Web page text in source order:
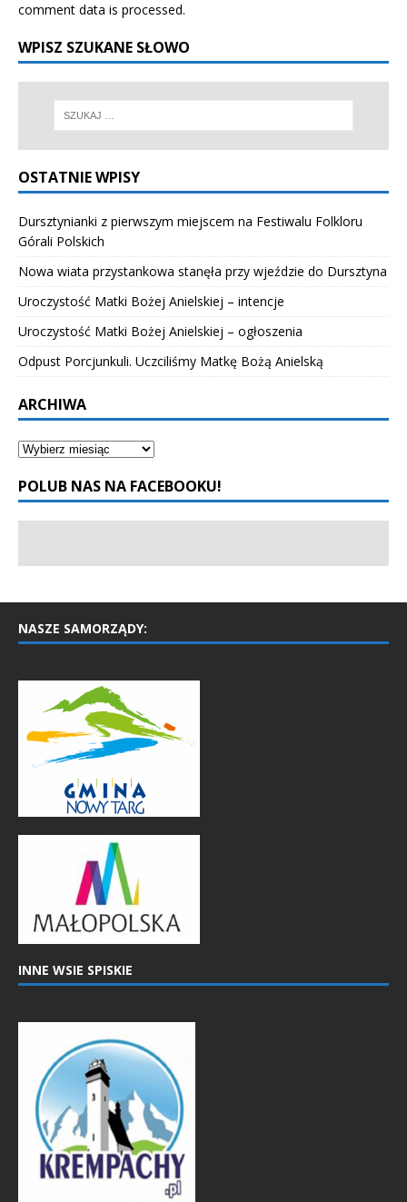
comment data is processed.
WPISZ SZUKANE SŁOWO
OSTATNIE WPISY
Dursztynianki z pierwszym miejscem na Festiwalu Folkloru
Górali Polskich
Nowa wiata przystankowa stanęła przy wjeździe do Dursztyna
Uroczystość Matki Bożej Anielskiej – intencje
Uroczystość Matki Bożej Anielskiej – ogłoszenia
Odpust Porcjunkuli. Uczciliśmy Matkę Bożą Anielską
ARCHIWA
POLUB NAS NA FACEBOOKU!
NASZE SAMORZĄDY:
INNE WSIE SPISKIE